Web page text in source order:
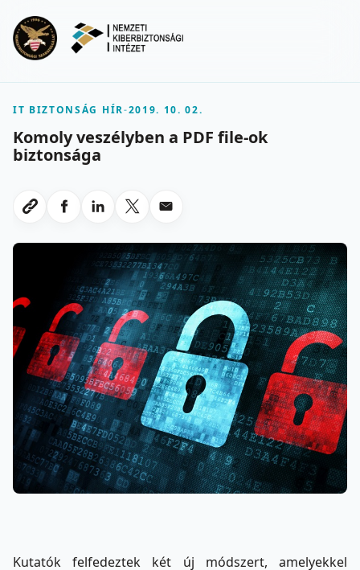
IT BIZTONSÁG HÍR-2019. 10. 02.
Komoly veszélyben a PDF file-ok
biztonsága
Link masolasa
Megosztas Facebookon
Megosztas LinkedInen
Megosztas X-en
Megosztas emailben
Kutatók felfedeztek két új módszert, amelyekkel